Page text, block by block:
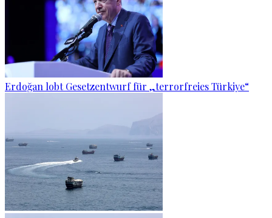
Erdoğan lobt Gesetzentwurf für „terrorfreies Türkiye“